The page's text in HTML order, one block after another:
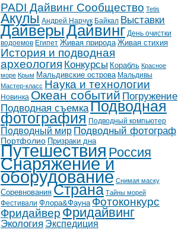
PADI Дайвинг Сообщество Tetis
Акулы Андрей Нарчук Байкал Выставки
ДайверыДайвинг День очистки
водоемов Египет Живая природа Живая стихия
История и подводная
археология Конкурсы Корабль Красное
море Крым Мальдивские острова Мальдивы
Мастер-класс Наука и технологии
Новинка Океан событий Погружение
Подводная съемкаПодводная
фотография Подводный компьютер
Подводный мир Подводный фотограф
Портфолио Призраки дна
Путешествия Россия
Снаряжение и
оборудование Снимая маску
Соревнования Страна Тайны морей
Фестивали Флора&Фауна Фотоконкурс
Фридайвер Фридайвинг
Экология Экспедиция